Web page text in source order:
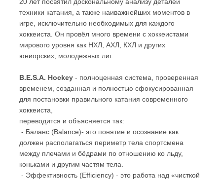
техники катания, а также наиважнейших моментов в
игре, исключительно необходимых для каждого
хоккеиста. Он провёл много времени с хоккеистами
мирового уровня как НХЛ, АХЛ, КХЛ и других
юниорских, молодежных лиг.
B.E.S.A. Hockey - полноценная система, проверенная
временем, созданная и полностью сфокусированная
для постановки правильного катания современного
хоккеиста,
переводится и объясняется так:
- Баланс (Balance)- это понятие и осознание как
должен располагаться периметр тела спортсмена
между плечами и бёдрами по отношению ко льду,
коньками и другим частям тела.
- Эффективность (Efficiency) - это работа над «чисткой